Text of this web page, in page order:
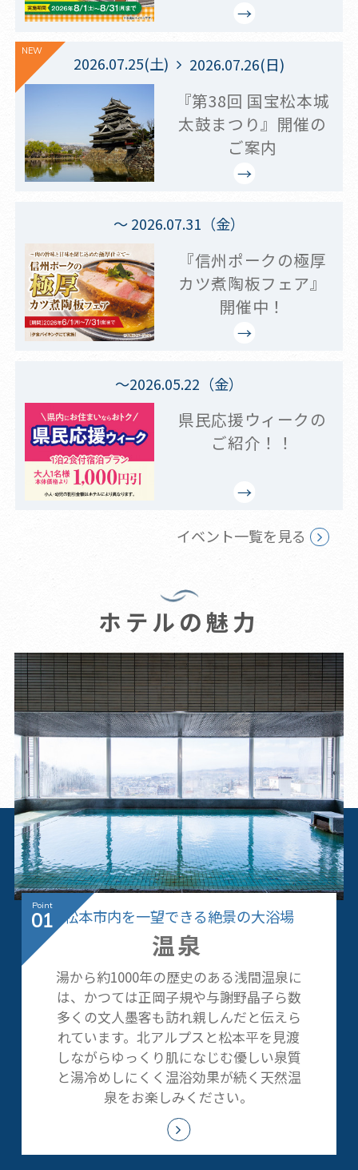
NEW
2026.07.25(土) 2026.07.26(日)
『第38回 国宝松本城
太鼓まつり』開催の
ご案内
～ 2026.07.31（金）
『信州ポークの極厚
カツ煮陶板フェア』
開催中！
～2026.05.22（金）
県民応援ウィークの
ご紹介！！
イベント一覧を見る
ホテルの魅力
01 松本市内を一望できる絶景の大浴場
温泉
湯から約1000年の歴史のある浅間温泉に
は、かつては正岡子規や与謝野晶子ら数
多くの文人墨客も訪れ親しんだと伝えら
れています。北アルプスと松本平を見渡
しながらゆっくり肌になじむ優しい泉質
と湯冷めしにくく温浴効果が続く天然温
泉をお楽しみください。